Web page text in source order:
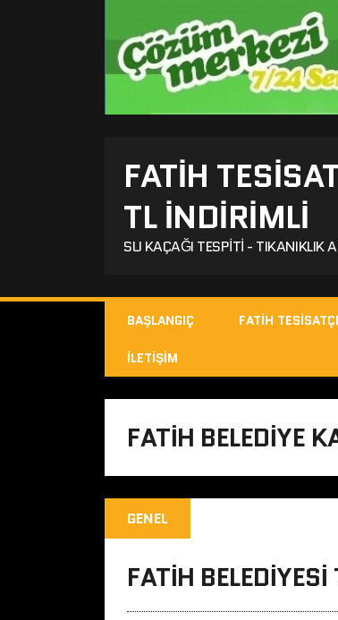
FATIH
TL İNDİRİMLİ
SU KAÇAĞI TESPITI - TIKANIKLIK
BAŞLANGIÇ FATIH TESISATÇI
İLETIŞIM
FATIH BELEDIYE
GENEL
FATIH